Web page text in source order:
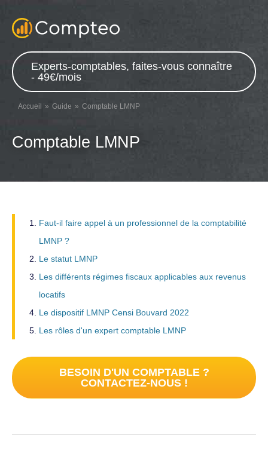
Experts-comptables, faites-vous connaître
- 49€/mois
Accueil Guide Comptable LMNP
Comptable LMNP
Faut-il faire appel à un professionnel de la comptabilité
LMNP ?
Le statut LMNP
Les différents régimes fiscaux applicables aux revenus
locatifs
Le dispositif LMNP Censi Bouvard 2022
Les rôles d'un expert comptable LMNP
BESOIN D'UN COMPTABLE ?
CONTACTEZ-NOUS !